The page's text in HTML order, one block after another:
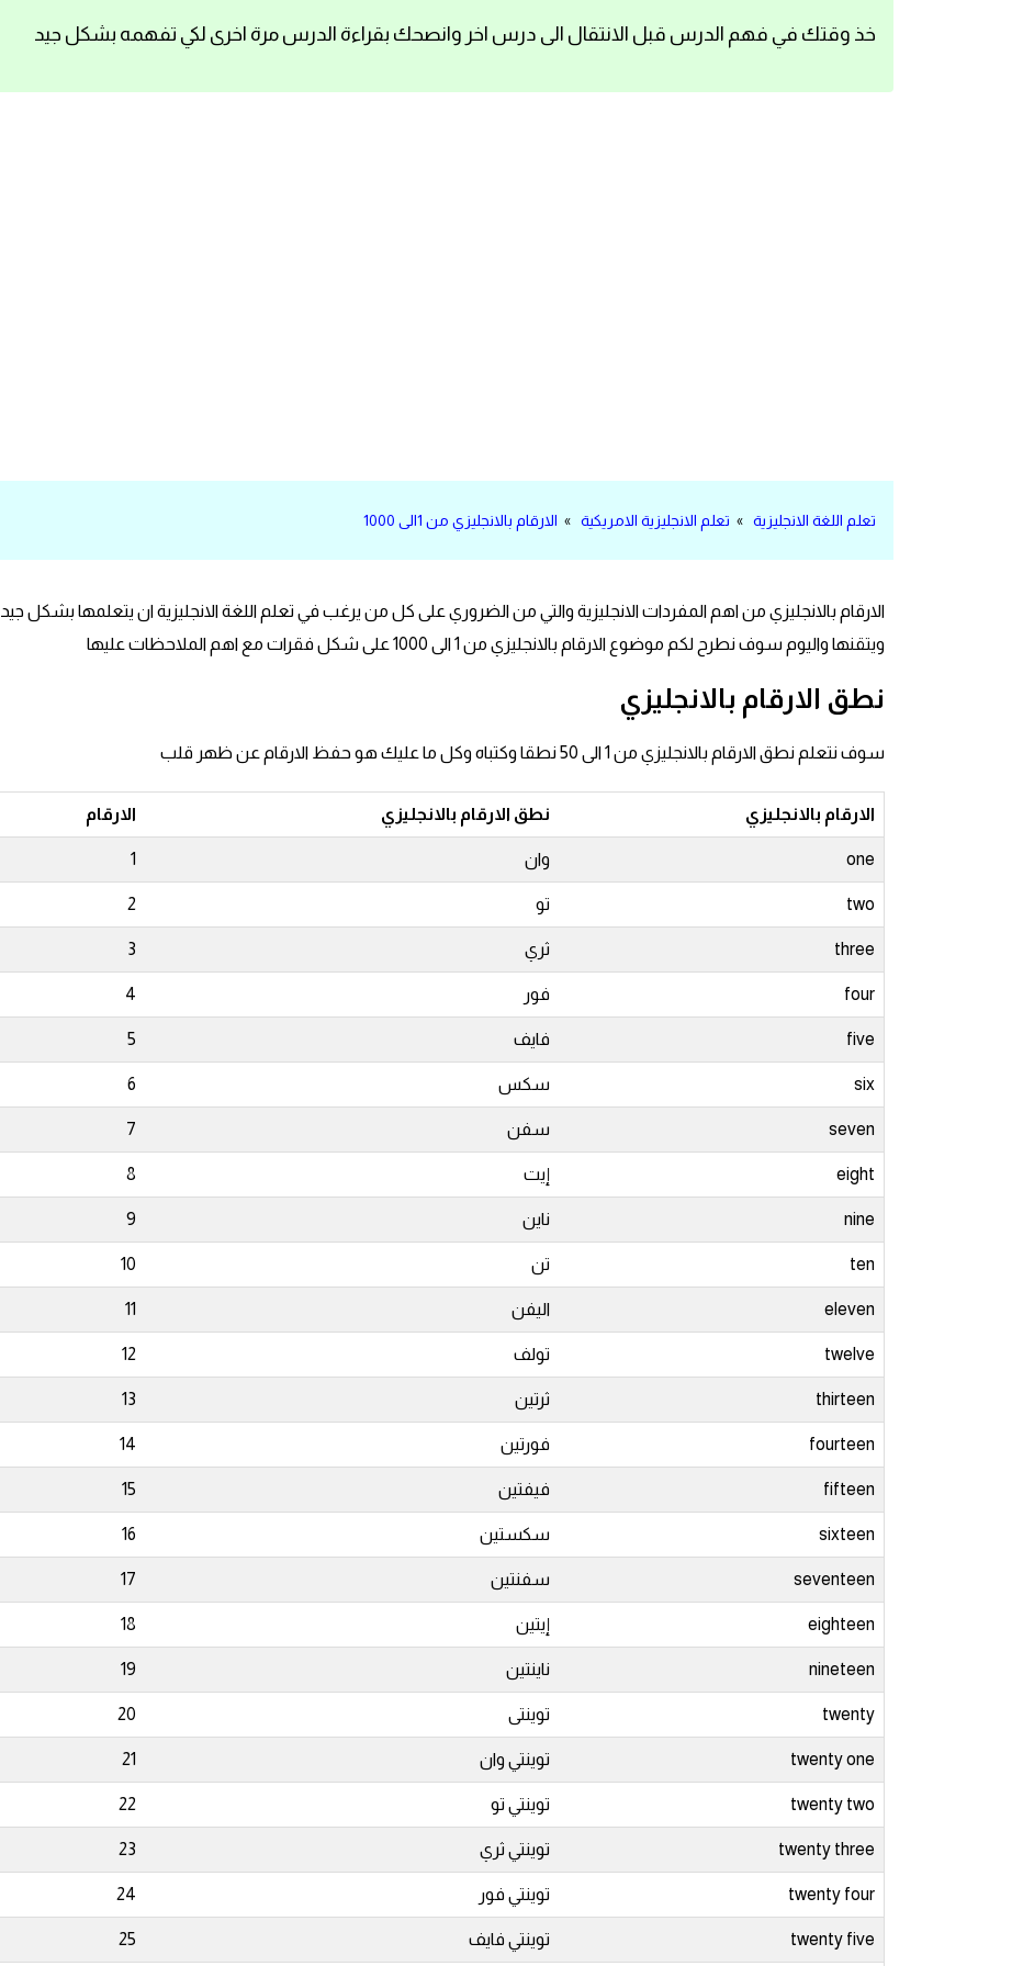
اساسيات اللغة الانجليزية
افعال اللغة الانجليزية القياسية
الاصوات الصحيحة في الانجليزية
قاموس كلمات انجليزية
قاموس عربي انجليزي
اسماء الدول باللغة الانجليزية
تعلم اللغة الفرنسية
انجليزي بالصورة والصوت
الانجليزية الامريكية
بايو انستا انجليزي
تهنئة عيد ميلاد بالانجليزي
حروف الجر بالانجليزي
خذ وقتك في فهم الدرس قبل الانتقال الى درس اخر وانصحك بقراءة الدرس مرة اخرى لكي تفهمه بشكل جيد
تعلم اللغة الانجليزية » تعلم الانجليزية الامريكية » الارقام بالانجليزي من 1الى 1000
الارقام بالانجليزي من اهم المفردات الانجليزية والتي من الضروري على كل من يرغب في تعلم اللغة الانجليزية ان يتعلمها بشكل جيد
ويتقنها واليوم سوف نطرح لكم موضوع الارقام بالانجليزي من 1 الى 1000 على شكل فقرات مع اهم الملاحظات عليها
نطق الارقام بالانجليزي
سوف نتعلم نطق الارقام بالانجليزي من 1 الى 50 نطقا وكتباه وكل ما عليك هو حفظ الارقام عن ظهر قلب
الارقام بالانجليزي نطق الارقام بالانجليزي الارقام
one وان 1
two تو 2
three ثري 3
four فور 4
five فايف 5
six سكس 6
seven سفن 7
eight إيت 8
nine ناين 9
ten تن 10
eleven اليفن 11
twelve تولف 12
thirteen ثرتين 13
fourteen فورتين 14
fifteen فيفتين 15
sixteen سكستين 16
seventeen سفنتين 17
eighteen إيتين 18
nineteen ناينتين 19
twenty توينتى 20
twenty one توينتي وان 21
twenty two توينتي تو 22
twenty three توينتي ثري 23
twenty four توينتي فور 24
twenty five توينتي فايف 25